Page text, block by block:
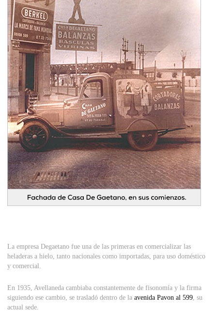
La empresa Degaetano fue una de las primeras en comercializar las
heladeras a hielo, tanto nacionales como importadas, para uso doméstico
y comercial.
En 1935, Avellaneda cambiaba constantemente de fisonomía y la firma
siguiendo ese cambio, se trasladó dentro de la avenida Pavon al 599, su
actual sede.